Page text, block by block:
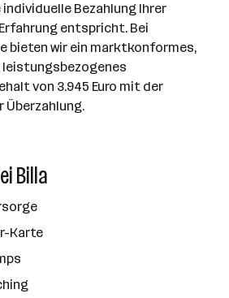
individuelle Bezahlung Ihrer
entspricht. Bei
bieten wir ein marktkonformes,
von 3.945 Euro mit der
Billa
Karte